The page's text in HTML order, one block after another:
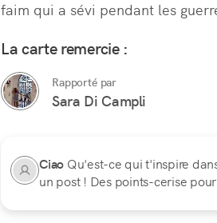
faim qui a sévi pendant les
La carte remercie :
Rapporté par
Sara Di Campli
Ciao Qu'est-ce qui t'inspire
un post ! Des points-cerise